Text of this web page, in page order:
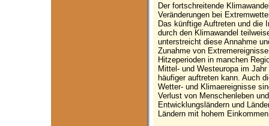
Der fortschreitende
Veränderungen bei
Das künftige Auftreten und die
durch den Klimawandel
unterstreicht diese Annahme
Zunahme von
Hitzeperioden in manchen
Mittel- und Westeuropa im
häufiger auftreten kann. Auch
Wetter- und Klimaereignisse
Verlust von Menschenleben
Entwicklungsländern und
Ländern mit hohem